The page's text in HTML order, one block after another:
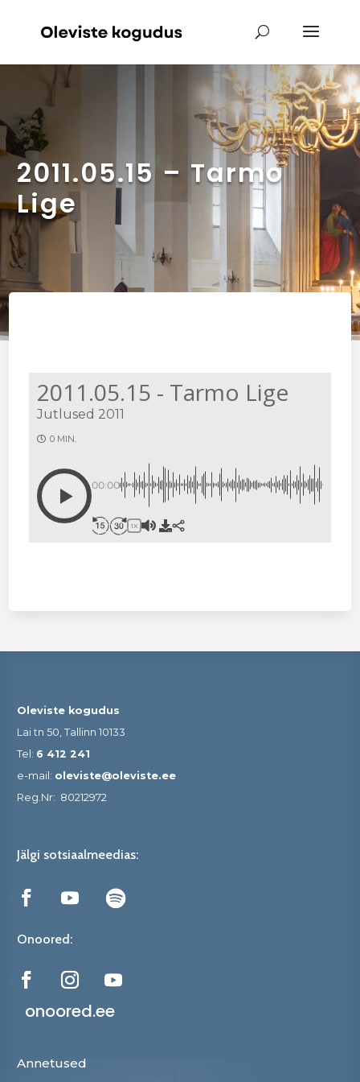
2011.05.15 – Tarmo
Lige
2011.05.15 - Tarmo Lige
Jutlused 2011
0 MIN.
00:00
1X
Oleviste kogudus
Lai tn 50, Tallinn 10133
Tel: 6 412 241
e-mail: oleviste@oleviste.ee
Reg.Nr: 80212972
Jälgi sotsiaalmeedias:
Onoored:
onoored.ee
Annetused